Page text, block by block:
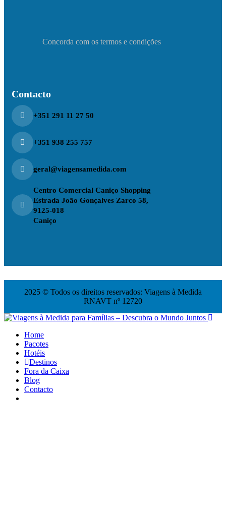
Concorda com os termos e condições
Contacto
+351 291 11 27 50
+351 938 255 757
geral@viagensamedida.com
Centro Comercial Caniço Shopping
Estrada João Gonçalves Zarco 58,
9125-018
Caniço
2025 © Todos os direitos reservados: Viagens à Medida
RNAVT nº 12720
Home
Pacotes
Hotéis
Destinos
Fora da Caixa
Blog
Contacto